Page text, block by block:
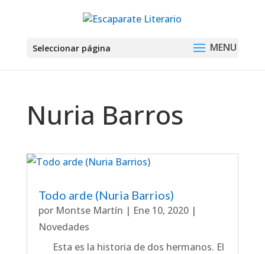
Seleccionar página
Nuria Barros
Todo arde (Nuria Barrios)
por Montse Martín | Ene 10, 2020|
Novedades
Esta es la historia de dos hermanos. El